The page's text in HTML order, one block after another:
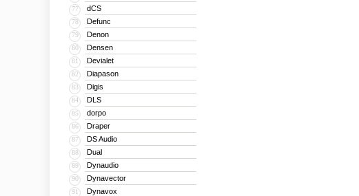
77 dCS
78 Defunc
79 Denon
80 Densen
81 Devialet
82 Diapason
83 Digis
84 DLS
85 dorpo
86 Draper
87 DS Audio
88 Dual
89 Dynaudio
90 Dynavector
91 Dynavox